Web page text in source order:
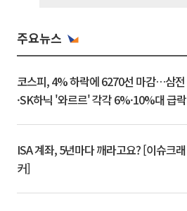
주요뉴스
코스피, 4% 하락에 6270선 마감…삼전
·SK하닉 '와르르' 각각 6%·10%대 급락
ISA 계좌, 5년마다 깨라고요? [이슈크래
커]